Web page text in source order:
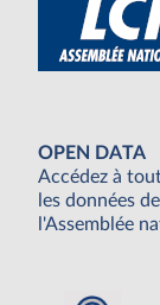
OPEN DATA
Accédez à
les données de
l'Assemblée